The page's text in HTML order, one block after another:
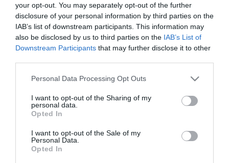
your opt-out. You may separately opt-out of the further
disclosure of your personal information by third parties on the
IAB’s list of downstream participants. This information may
also be disclosed by us to third parties on the IAB’s List of
Downstream Participants that may further disclose it to other
Please note that this website/app uses one or more Google
not limited to your visit or usage behaviour. You may click to
grant or deny consent to Google and its third-party tags to
use your data for below specified purposes in below Google
consent section.
Personal Data Processing Opt Outs
I want to opt-out of the Sharing of my
personal data.
Opted In
I want to opt-out of the Sale of my
Personal Data.
Opted In